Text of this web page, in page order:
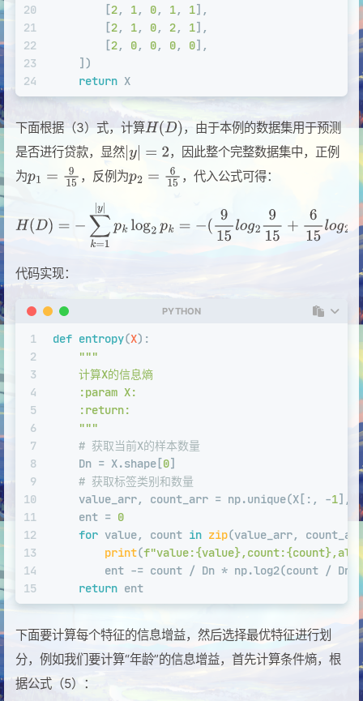
20
21
22
23
24
        [
2, 1, 0, 1, 1],
        [
2, 1, 0, 2, 1],
        [
2, 0, 0, 0, 0],
    ])
return X
下面根据（3）式，计算
，由于本例的数据集用于预测
是否进行贷款，显然
，因此整个完整数据集中，正例
为
，反例为 ，代入公式可得：
代码实现：
PYTHON
1
2
3
4
5
6
7
8
9
10
11
12
13
14
15
def entropy(X):
"""
    计算X的信息熵
    :param X:
    :return:
    """
# 获取当前X的样本数量
    Dn = X.shape[
0]
# 获取标签类别和数量
    value_arr, count_arr = np.unique(X[:, -
1],
    ent =
0
for value, count in zip(value_arr,
print(f"value:{value},count:{count}
        ent -= count / Dn * np.log2(count / Dn)
return ent
下面要计算每个特征的信息增益，然后选择最优特征进行划
分，例如我们要计算“年龄”的信息增益，首先计算条件熵，根
据公式（5）：